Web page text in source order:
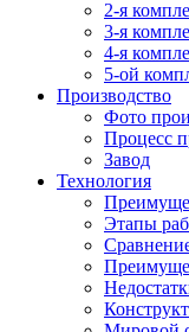
2-я
3-я
4-я
5-ой
Производство
Фото
Процесс
Завод
Технология
Этапы